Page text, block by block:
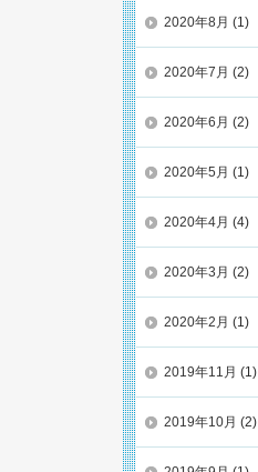
2020年8月 (1)
2020年7月 (2)
2020年6月 (2)
2020年5月 (1)
2020年4月 (4)
2020年3月 (2)
2020年2月 (1)
2019年11月 (1)
2019年10月 (2)